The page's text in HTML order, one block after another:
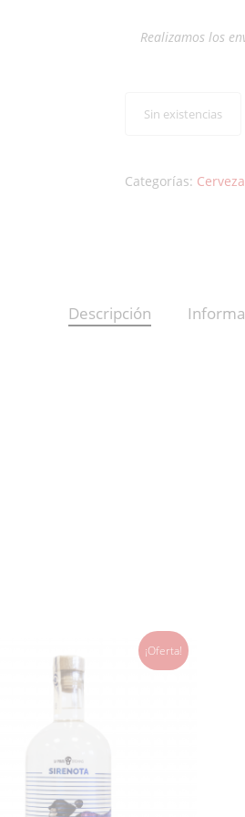
Realizamos los
Sin existencias
Categorías: Cerveza
Descripción
¡Oferta!